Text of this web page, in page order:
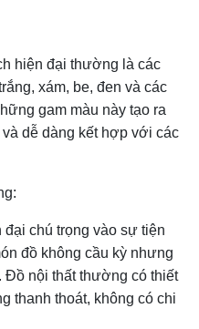
hiện đại thường là các
xám, be, đen và các
gam màu này tạo ra
dễ dàng kết hợp với các
đại chú trọng vào sự tiện
đồ không cầu kỳ nhưng
Đồ nội thất thường có thiết
thanh thoát, không có chi